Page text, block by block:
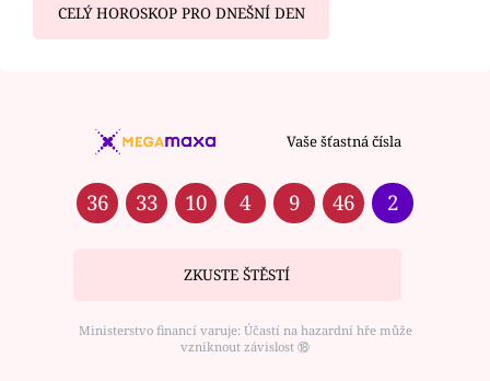
CELÝ HOROSKOP PRO DNEŠNÍ DEN
Vaše šťastná čísla
36 33 10 4 9 46 2
ZKUSTE ŠTĚSTÍ
Ministerstvo financí varuje: Účastí na hazardní hře může
vzniknout závislost ⑱